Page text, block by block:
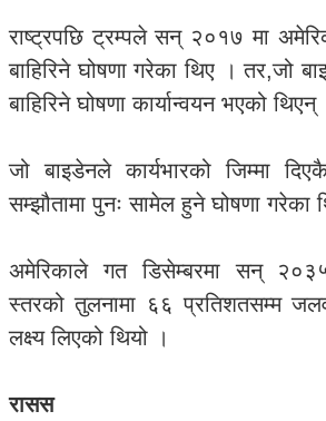
राष्ट्रपछि ट्रम्पले सन् २०१७ मा
बाहिरिने घोषणा गरेका थिए । तर,जो
बाहिरिने घोषणा कार्यान्वयन भएको थिएन्
जो बाइडेनले कार्यभारको जिम्मा
सम्झौतामा पुनः सामेल हुने घोषणा गरेका
अमेरिकाले गत डिसेम्बरमा सन्
स्तरको तुलनामा ६६ प्रतिशतसम्म
लक्ष्य लिएको थियो ।
रासस